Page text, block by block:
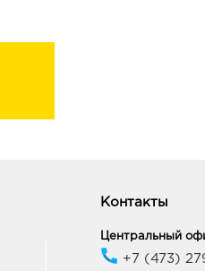
Контакты
Центральный
+7 (473)